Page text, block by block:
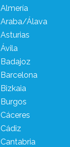
Almería
Araba/Álava
Asturias
Ávila
Badajoz
Barcelona
Bizkaia
Burgos
Cáceres
Cádiz
Cantabria